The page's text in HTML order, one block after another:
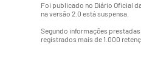
Foi publicado no Diário Oficial
na versão 2.0 está suspensa.
Segundo informações
registrados mais de 1.000